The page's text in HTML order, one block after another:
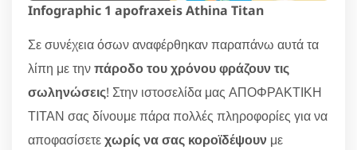
Infographic 1 apofraxeis Athina Titan
Σε συνέχεια όσων αναφέρθηκαν παραπάνω αυτά τα
λίπη με τηνπάροδο του χρόνου φράζουν τις
σωληνώσεις! Στην ιστοσελίδα μας ΑΠΟΦΡΑΚΤΙΚΗ
ΤΙΤΑΝ σας δίνουμε πάρα πολλές πληροφορίες για να
αποφασίσετεχωρίς να σας κοροϊδέψουν με